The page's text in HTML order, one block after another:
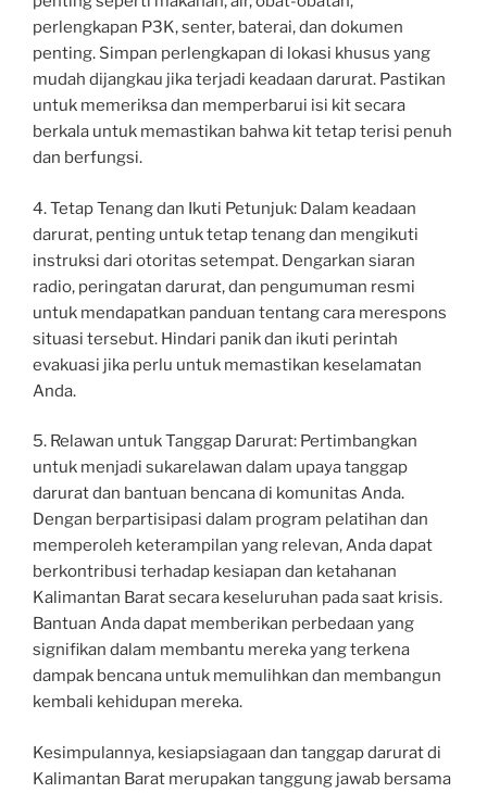
perlengkapan P3K, senter, baterai, dan dokumen
penting. Simpan perlengkapan di lokasi khusus yang
mudah dijangkau jika terjadi keadaan darurat. Pastikan
untuk memeriksa dan memperbarui isi kit secara
berkala untuk memastikan bahwa kit tetap terisi penuh
dan berfungsi.
4. Tetap Tenang dan Ikuti Petunjuk: Dalam keadaan
darurat, penting untuk tetap tenang dan mengikuti
instruksi dari otoritas setempat. Dengarkan siaran
radio, peringatan darurat, dan pengumuman resmi
untuk mendapatkan panduan tentang cara merespons
situasi tersebut. Hindari panik dan ikuti perintah
evakuasi jika perlu untuk memastikan keselamatan
Anda.
5. Relawan untuk Tanggap Darurat: Pertimbangkan
untuk menjadi sukarelawan dalam upaya tanggap
darurat dan bantuan bencana di komunitas Anda.
Dengan berpartisipasi dalam program pelatihan dan
memperoleh keterampilan yang relevan, Anda dapat
berkontribusi terhadap kesiapan dan ketahanan
Kalimantan Barat secara keseluruhan pada saat krisis.
Bantuan Anda dapat memberikan perbedaan yang
signifikan dalam membantu mereka yang terkena
dampak bencana untuk memulihkan dan membangun
kembali kehidupan mereka.
Kesimpulannya, kesiapsiagaan dan tanggap darurat di
Kalimantan Barat merupakan tanggung jawab bersama